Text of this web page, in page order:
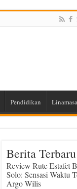
Pendidikan
Berita Terbaru
Review Rute Estafet
Solo: Sensasi Waktu
Argo Wilis